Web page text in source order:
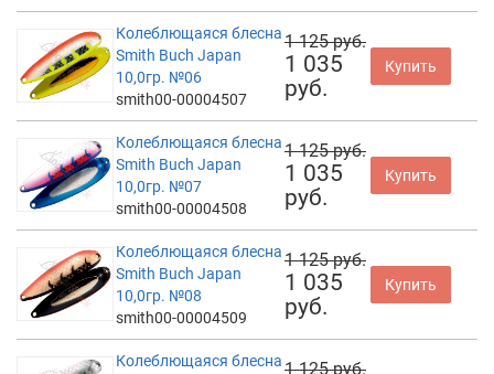
Колеблющаяся блесна
Smith Buch Japan
10,0гр. №06
smith00-00004507
1 125 руб.
1 035
руб.
Купить
Колеблющаяся блесна
Smith Buch Japan
10,0гр. №07
smith00-00004508
1 125 руб.
1 035
руб.
Купить
Колеблющаяся блесна
Smith Buch Japan
10,0гр. №08
smith00-00004509
1 125 руб.
1 035
руб.
Купить
Колеблющаяся блесна1 125 руб.